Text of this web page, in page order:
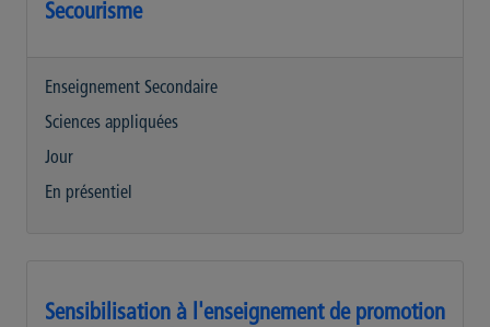
Secourisme
Enseignement Secondaire
Sciences appliquées
Jour
En présentiel
Sensibilisation à l'enseignement de promotion